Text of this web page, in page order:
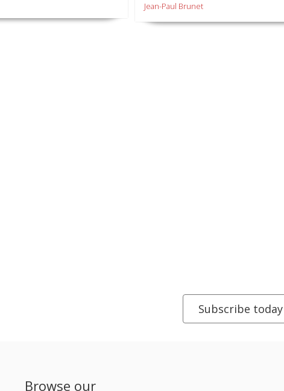
Jean-Paul Brunet
Subscribe today
Browse our